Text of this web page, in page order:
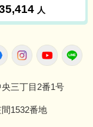
FacebookInstagram
三丁目2番1号
1532番地